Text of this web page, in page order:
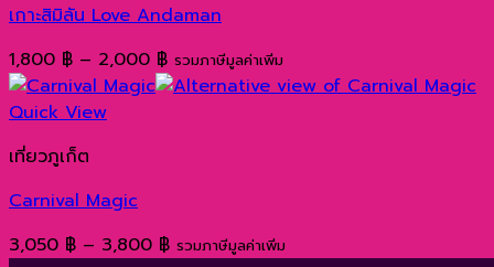
เกาะสิมิลัน Love Andaman
1,800 ฿ – 2,000 ฿Price
range:
รวมภาษีมูลค่าเพิ่ม
Quick View
เที่ยวภูเก็ต
Carnival Magic
3,050 ฿ – 3,800 ฿Price
รวมภาษีมูลค่าเพิ่ม